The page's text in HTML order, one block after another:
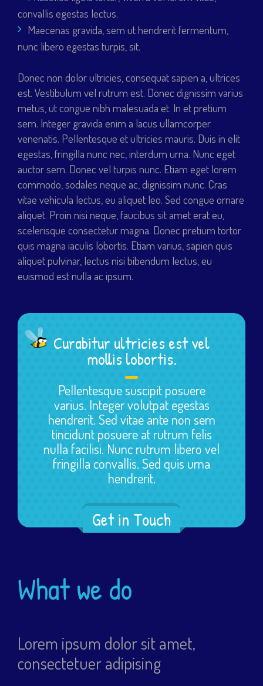
convallis egestas lectus.
Maecenas gravida, sem ut hendrerit fermentum,
nunc libero egestas turpis, sit.
Donec non dolor ultricies, consequat sapien a, ultrices
est. Vestibulum vel rutrum est. Donec dignissim varius
metus, ut congue nibh malesuada et. In et pretium
sem. Integer gravida enim a lacus ullamcorper
venenatis. Pellentesque et ultricies mauris. Duis in elit
egestas, fringilla nunc nec, interdum urna. Nunc eget
auctor sem. Donec vel turpis nunc. Etiam eget lorem
commodo, sodales neque ac, dignissim nunc. Cras
vitae vehicula lectus, eu aliquet leo. Sed congue ornare
aliquet. Proin nisi neque, faucibus sit amet erat eu,
scelerisque consectetur magna. Donec pretium tortor
quis magna iaculis lobortis. Etiam varius, sapien quis
aliquet pulvinar, lectus nisi bibendum lectus, eu
euismod est nulla ac ipsum.
Curabitur ultricies est vel
mollis lobortis.
Pellentesque suscipit posuere
varius. Integer volutpat egestas
hendrerit. Sed vitae ante non sem
tincidunt posuere at rutrum felis
nulla facilisi. Nunc rutrum libero vel
fringilla convallis. Sed quis urna
hendrerit.
Get in Touch
What we do
Lorem ipsum dolor sit amet,
consectetuer adipising